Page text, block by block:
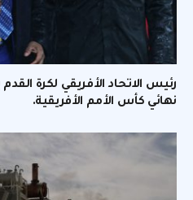
نهائي كأس الأمم الأفريقية.